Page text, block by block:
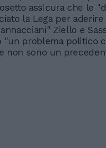
assicura che le
la Lega per
Ziello e
"un problema politico
non sono un